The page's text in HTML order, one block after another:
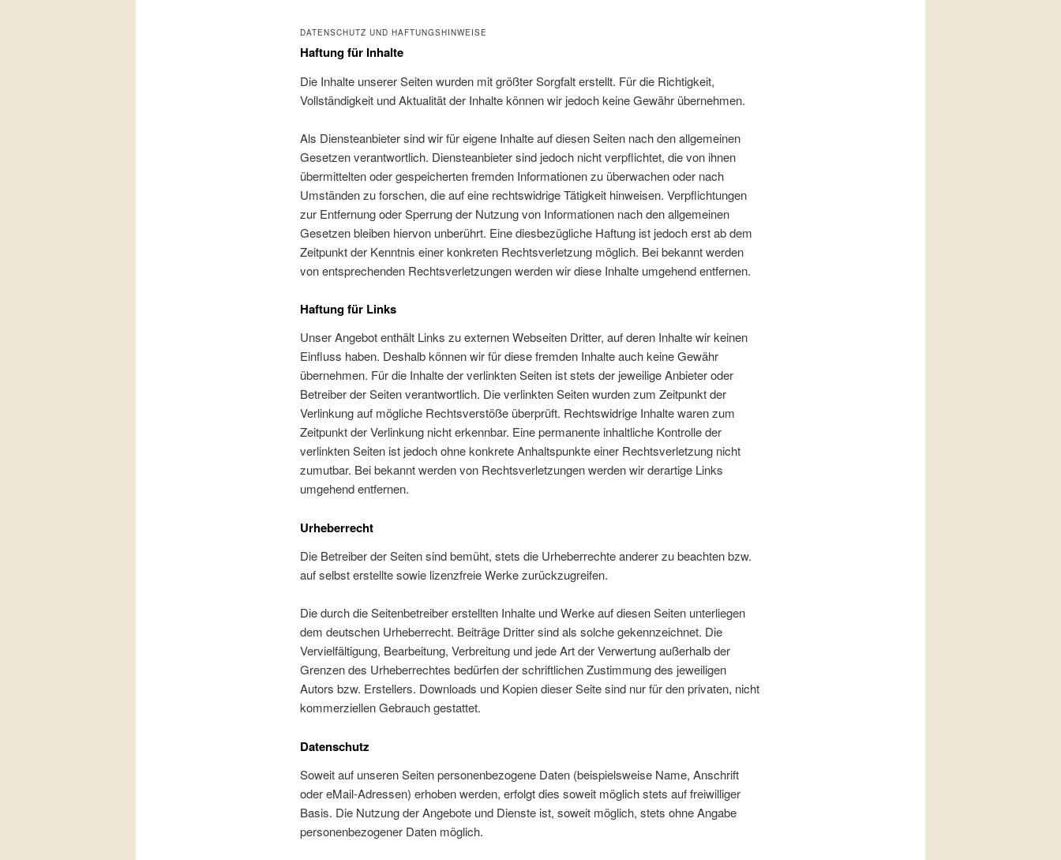
DATENSCHUTZ UND HAFTUNGSHINWEISE
Haftung für Inhalte
Die Inhalte unserer Seiten wurden mit größter Sorgfalt erstellt. Für die Richtigkeit,
Vollständigkeit und Aktualität der Inhalte können wir jedoch keine Gewähr übernehmen.
Als Diensteanbieter sind wir für eigene Inhalte auf diesen Seiten nach den allgemeinen
Gesetzen verantwortlich. Diensteanbieter sind jedoch nicht verpflichtet, die von ihnen
übermittelten oder gespeicherten fremden Informationen zu überwachen oder nach
Umständen zu forschen, die auf eine rechtswidrige Tätigkeit hinweisen. Verpflichtungen
zur Entfernung oder Sperrung der Nutzung von Informationen nach den allgemeinen
Gesetzen bleiben hiervon unberührt. Eine diesbezügliche Haftung ist jedoch erst ab dem
Zeitpunkt der Kenntnis einer konkreten Rechtsverletzung möglich. Bei bekannt werden
von entsprechenden Rechtsverletzungen werden wir diese Inhalte umgehend entfernen.
Haftung für Links
Unser Angebot enthält Links zu externen Webseiten Dritter, auf deren Inhalte wir keinen
Einfluss haben. Deshalb können wir für diese fremden Inhalte auch keine Gewähr
übernehmen. Für die Inhalte der verlinkten Seiten ist stets der jeweilige Anbieter oder
Betreiber der Seiten verantwortlich. Die verlinkten Seiten wurden zum Zeitpunkt der
Verlinkung auf mögliche Rechtsverstöße überprüft. Rechtswidrige Inhalte waren zum
Zeitpunkt der Verlinkung nicht erkennbar. Eine permanente inhaltliche Kontrolle der
verlinkten Seiten ist jedoch ohne konkrete Anhaltspunkte einer Rechtsverletzung nicht
zumutbar. Bei bekannt werden von Rechtsverletzungen werden wir derartige Links
umgehend entfernen.
Urheberrecht
Die Betreiber der Seiten sind bemüht, stets die Urheberrechte anderer zu beachten bzw.
auf selbst erstellte sowie lizenzfreie Werke zurückzugreifen.
Die durch die Seitenbetreiber erstellten Inhalte und Werke auf diesen Seiten unterliegen
dem deutschen Urheberrecht. Beiträge Dritter sind als solche gekennzeichnet. Die
Vervielfältigung, Bearbeitung, Verbreitung und jede Art der Verwertung außerhalb der
Grenzen des Urheberrechtes bedürfen der schriftlichen Zustimmung des jeweiligen
Autors bzw. Erstellers. Downloads und Kopien dieser Seite sind nur für den privaten, nicht
kommerziellen Gebrauch gestattet.
Datenschutz
Soweit auf unseren Seiten personenbezogene Daten (beispielsweise Name, Anschrift
oder eMail-Adressen) erhoben werden, erfolgt dies soweit möglich stets auf freiwilliger
Basis. Die Nutzung der Angebote und Dienste ist, soweit möglich, stets ohne Angabe
personenbezogener Daten möglich.